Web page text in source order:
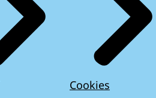
Cookies